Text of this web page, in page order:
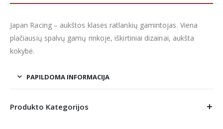
Japan Racing – aukštos klasės ratlankių gamintojas. Viena
plačiausių spalvų gamų rinkoje, iškirtiniai dizainai, aukšta
kokybė.
PAPILDOMA INFORMACIJA
Produkto Kategorijos